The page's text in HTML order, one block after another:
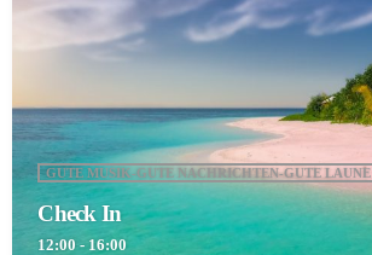
GUTE MUSIK-GUTE NACHRICHTEN-GUTE LAUNE
Check In
12:00 - 16:00